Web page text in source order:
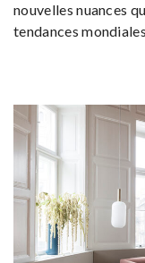
nouvelles nuances
tendances